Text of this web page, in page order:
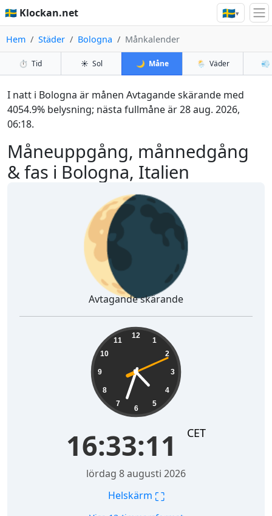
🇸🇪 Klockan.net 🇸🇪▾
Hem Städer Bologna Månkalender
⏱️ Tid ☀️ Sol 🌙 Måne 🌦️ Väder 💨
Måneuppgång, månnedgång
& fas i Bologna, Italien
I natt i Bologna är månen Avtagande skärande med
4054.9% belysning; nästa fullmåne är 28 aug. 2026,
06:18.
🌘
Avtagande skärande
12
1
2
3
4
5
6
7
8
9
10
11
16:33:12 CET
lördag 8 augusti 2026
Helskärm ⛶